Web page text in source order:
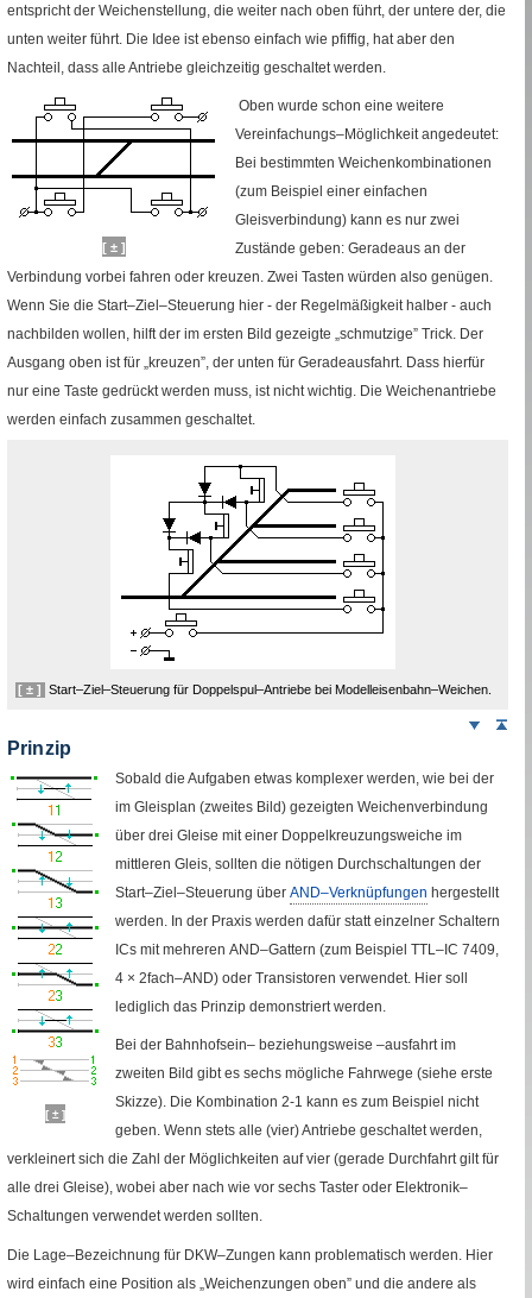
entspricht der Weichenstellung, die weiter nach oben führt, der untere der, die
unten weiter führt. Die Idee ist ebenso einfach wie pfiffig, hat aber den
Nachteil, dass alle Antriebe gleichzeitig geschaltet werden.
[ ± ]
Oben wurde schon eine weitere
Vereinfachungs–Möglichkeit angedeutet:
Bei bestimmten Weichenkombinationen
(zum Beispiel einer einfachen
Gleisverbindung) kann es nur zwei
Zustände geben: Geradeaus an der
Verbindung vorbei fahren oder kreuzen. Zwei Tasten würden also genügen.
Wenn Sie die Start–Ziel–Steuerung hier - der Regelmäßigkeit halber - auch
nachbilden wollen, hilft der im ersten Bild gezeigte „schmutzige” Trick. Der
Ausgang oben ist für „kreuzen”, der unten für Geradeausfahrt. Dass hierfür
nur eine Taste gedrückt werden muss, ist nicht wichtig. Die Weichenantriebe
werden einfach zusammen geschaltet.
[ ± ] Start–Ziel–Steuerung für Doppelspul–Antriebe bei Modelleisenbahn–Weichen.
Weiter
Prinzip
[ ± ]
Sobald die Aufgaben etwas komplexer werden, wie bei der
im Gleisplan (zweites Bild) gezeigten Weichenverbindung
über drei Gleise mit einer Doppelkreuzungsweiche im
mittleren Gleis, sollten die nötigen Durchschaltungen der
Start–Ziel–Steuerung überAND–Verknüpfungen hergestellt
werden. In der Praxis werden dafür statt einzelner Schaltern
ICs mit mehrerenAND–Gattern (zum BeispielTTL–IC 7409,
4 × 2fach–AND) oder Transistoren verwendet. Hier soll
lediglich das Prinzip demonstriert werden.
Bei der Bahnhofsein– beziehungsweise –ausfahrt im
zweiten Bild gibt es sechs mögliche Fahrwege (siehe erste
Skizze). Die Kombination 2-1 kann es zum Beispiel nicht
geben. Wenn stets alle (vier) Antriebe geschaltet werden,
verkleinert sich die Zahl der Möglichkeiten auf vier (gerade Durchfahrt gilt für
alle drei Gleise), wobei aber nach wie vor sechs Taster oder Elektronik–
Schaltungen verwendet werden sollten.
Die Lage–Bezeichnung für DKW–Zungen kann problematisch werden. Hier
wird einfach eine Position als „Weichenzungen oben” und die andere als